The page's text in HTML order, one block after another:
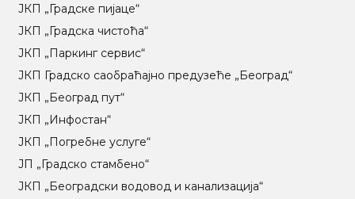
ЈКП „Градске пијаце“
ЈКП „Градска чистоћа“
ЈКП „Паркинг сервис“
ЈКП Градско саобраћајно предузеће „Београд“
ЈКП „Београд пут“
ЈКП „Инфостан“
ЈКП „Погребне услуге“
ЈП „Градско стамбено“
ЈКП „Београдски водовод и канализација“